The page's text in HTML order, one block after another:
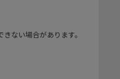
ない場合があります。